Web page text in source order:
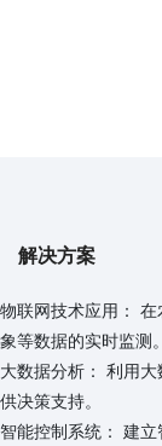
解决方案
物联网技术应用：
象等数据的实时监测。
大数据分析： 利用
供决策支持。
智能控制系统： 建